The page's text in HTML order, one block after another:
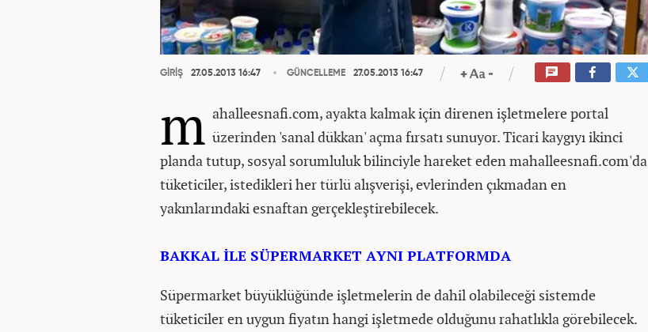
GİRİŞ 27.05.2013 16:47 GÜNCELLEME 27.05.2013 16:47
m ahalleesnafi.com, ayakta kalmak için direnen işletmelere portal
üzerinden 'sanal dükkan' açma fırsatı sunuyor. Ticari kaygıyı ikinci
planda tutup, sosyal sorumluluk bilinciyle hareket eden mahalleesnafi.com'da
tüketiciler, istedikleri her türlü alışverişi, evlerinden çıkmadan en
yakınlarındaki esnaftan gerçekleştirebilecek.
BAKKAL İLE SÜPERMARKET AYNI PLATFORMDA
Süpermarket büyüklüğünde işletmelerin de dahil olabileceği sistemde
tüketiciler en uygun fiyatın hangi işletmede olduğunu rahatlıkla görebilecek.